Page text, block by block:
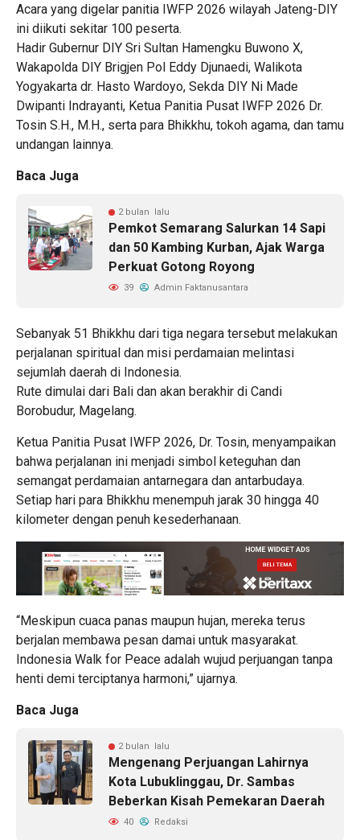
Acara yang digelar panitia IWFP 2026 wilayah Jateng-DIY
ini diikuti sekitar 100 peserta.
Hadir Gubernur DIY Sri Sultan Hamengku Buwono X,
Wakapolda DIY Brigjen Pol Eddy Djunaedi, Walikota
Yogyakarta dr. Hasto Wardoyo, Sekda DIY Ni Made
Dwipanti Indrayanti, Ketua Panitia Pusat IWFP 2026 Dr.
Tosin S.H., M.H., serta para Bhikkhu, tokoh agama, dan tamu
undangan lainnya.
Baca Juga
2 bulan lalu
Pemkot Semarang Salurkan 14 Sapi
dan 50 Kambing Kurban, Ajak Warga
Perkuat Gotong Royong
39 Admin Faktanusantara
Sebanyak 51 Bhikkhu dari tiga negara tersebut melakukan
perjalanan spiritual dan misi perdamaian melintasi
sejumlah daerah di Indonesia.
Rute dimulai dari Bali dan akan berakhir di Candi
Borobudur, Magelang.
Ketua Panitia Pusat IWFP 2026, Dr. Tosin, menyampaikan
bahwa perjalanan ini menjadi simbol keteguhan dan
semangat perdamaian antarnegara dan antarbudaya.
Setiap hari para Bhikkhu menempuh jarak 30 hingga 40
kilometer dengan penuh kesederhanaan.
“Meskipun cuaca panas maupun hujan, mereka terus
berjalan membawa pesan damai untuk masyarakat.
Indonesia Walk for Peace adalah wujud perjuangan tanpa
henti demi terciptanya harmoni,” ujarnya.
Baca Juga
2 bulan lalu
Mengenang Perjuangan Lahirnya
Kota Lubuklinggau, Dr. Sambas
Beberkan Kisah Pemekaran Daerah
40 Redaksi